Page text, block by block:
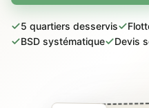
5 quartiers desservis
BSD systématique
Devis